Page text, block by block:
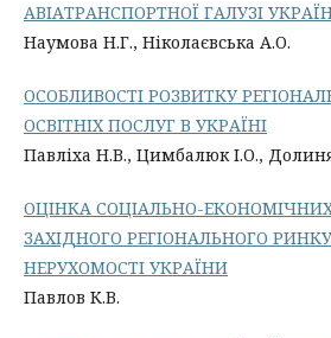
АВІАТРАНСПОРТНОЇ ГАЛУЗІ
Наумова Н.Г., Ніколаєвська А.О.
ОСОБЛИВОСТІ РОЗВИТКУ
ОСВІТНІХ ПОСЛУГ В УКРАЇНІ
Павліха Н.В., Цимбалюк І.О.,
ОЦІНКА СОЦІАЛЬНО-
ЗАХІДНОГО РЕГІОНАЛЬНОГО
НЕРУХОМОСТІ УКРАЇНИ
Павлов К.В.